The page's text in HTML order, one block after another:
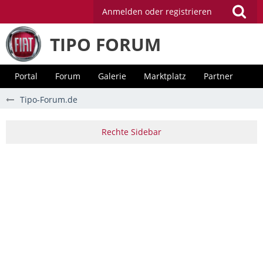
Anmelden oder registrieren
TIPO FORUM
Portal Forum Galerie Marktplatz Partner
Tipo-Forum.de